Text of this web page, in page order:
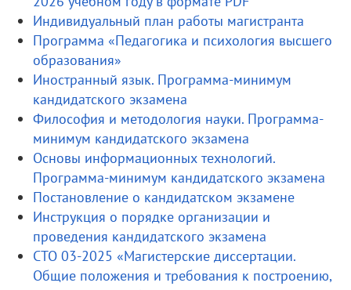
Индивидуальный план работы магистранта
Программа «Педагогика и психология высшего
образования»
Иностранный язык. Программа-минимум
кандидатского экзамена
Философия и методология науки. Программа-
минимум кандидатского экзамена
Основы информационных технологий.
Программа-минимум кандидатского экзамена
Постановление о кандидатском экзамене
Инструкция о порядке организации и
проведения кандидатского экзамена
СТО 03-2025 «Магистерские диссертации.
Общие положения и требования к построению,